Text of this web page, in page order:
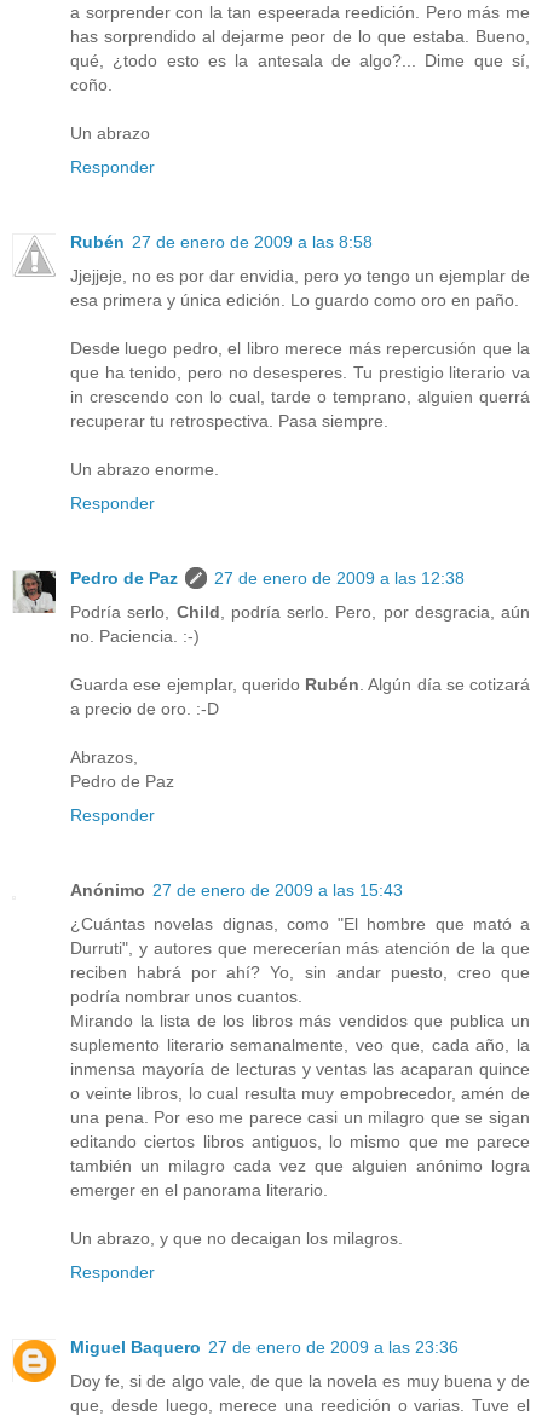
a sorprender con la tan espeerada reedición. Pero más me
has sorprendido al dejarme peor de lo que estaba. Bueno,
qué, ¿todo esto es la antesala de algo?... Dime que sí,
coño.
Un abrazo
Responder
Rubén 27 de enero de 2009 a las 8:58
Jjejjeje, no es por dar envidia, pero yo tengo un ejemplar de
esa primera y única edición. Lo guardo como oro en paño.
Desde luego pedro, el libro merece más repercusión que la
que ha tenido, pero no desesperes. Tu prestigio literario va
in crescendo con lo cual, tarde o temprano, alguien querrá
recuperar tu retrospectiva. Pasa siempre.
Un abrazo enorme.
Responder
Pedro de Paz
27 de enero de 2009 a las 12:38
Podría serlo, Child , podría serlo. Pero, por desgracia, aún
no. Paciencia. :-)
Guarda ese ejemplar, querido Rubén . Algún día se cotizará
a precio de oro. :-D
Abrazos,
Pedro de Paz
Responder
Anónimo 27 de enero de 2009 a las 15:43
¿Cuántas novelas dignas, como "El hombre que mató a
Durruti", y autores que merecerían más atención de la que
reciben habrá por ahí? Yo, sin andar puesto, creo que
podría nombrar unos cuantos.
Mirando la lista de los libros más vendidos que publica un
suplemento literario semanalmente, veo que, cada año, la
inmensa mayoría de lecturas y ventas las acaparan quince
o veinte libros, lo cual resulta muy empobrecedor, amén de
una pena. Por eso me parece casi un milagro que se sigan
editando ciertos libros antiguos, lo mismo que me parece
también un milagro cada vez que alguien anónimo logra
emerger en el panorama literario.
Un abrazo, y que no decaigan los milagros.
Responder
Miguel Baquero 27 de enero de 2009 a las 23:36
Doy fe, si de algo vale, de que la novela es muy buena y de
que, desde luego, merece una reedición o varias. Tuve el